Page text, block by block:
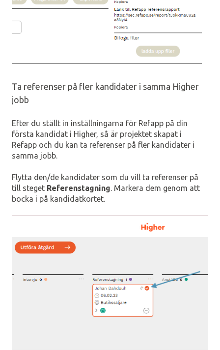
Ta referenser på fler kandidater i samma Higher
jobb
Efter du ställt in inställningarna för Refapp på din
första kandidat i Higher, så är projektet skapat i
Refapp och du kan ta referenser på fler kandidater i
samma jobb.
Flytta den/de kandidater som du vill ta referenser på
till steget Referenstagning. Markera dem genom att
bocka i på kandidatkortet.